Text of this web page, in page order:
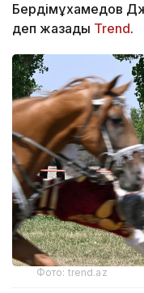
Бердімұхамедов
деп жазады Trend.
Фото: trend.az